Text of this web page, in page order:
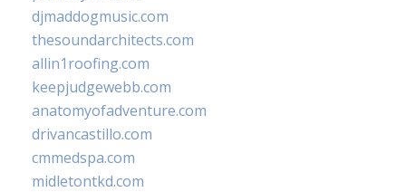
djmaddogmusic.com
thesoundarchitects.com
allin1roofing.com
keepjudgewebb.com
anatomyofadventure.com
drivancastillo.com
cmmedspa.com
midletontkd.com